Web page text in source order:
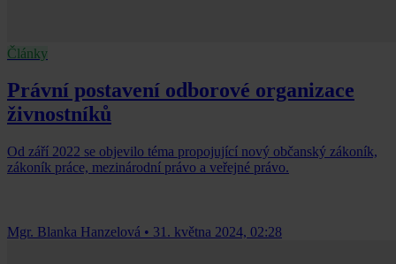
Články
Právní postavení odborové organizace
živnostníků
Od září 2022 se objevilo téma propojující nový občanský zákoník,
zákoník práce, mezinárodní právo a veřejné právo.
Mgr. Blanka Hanzelová • 31. května 2024, 02:28